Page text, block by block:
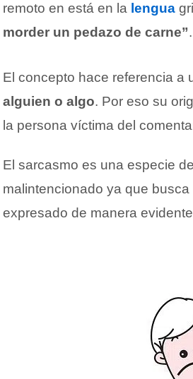
remoto en está en la lengua
morder un pedazo de carne”.
El concepto hace referencia a
alguien o algo. Por eso su
la persona víctima del
El sarcasmo es una especie de
malintencionado ya que
expresado de manera